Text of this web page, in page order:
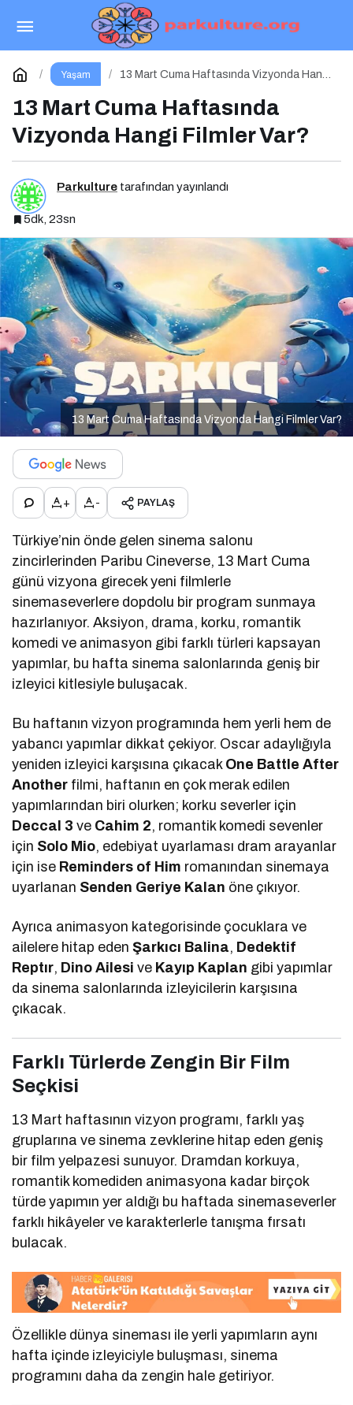
Yaşam
13 Mart Cuma Haftasında Vizyonda Hangi
13 Mart Cuma Haftasında
Vizyonda Hangi Filmler Var?
Parkulture tarafından yayınlandı
5dk, 23sn
13 Mart Cuma Haftasında Vizyonda Hangi Filmler Var?
+ - PAYLAŞ
Türkiye’nin önde gelen sinema salonu
zincirlerinden Paribu Cineverse, 13 Mart Cuma
günü vizyona girecek yeni filmlerle
sinemaseverlere dopdolu bir program sunmaya
hazırlanıyor. Aksiyon, drama, korku, romantik
komedi ve animasyon gibi farklı türleri kapsayan
yapımlar, bu hafta sinema salonlarında geniş bir
izleyici kitlesiyle buluşacak.
Bu haftanın vizyon programında hem yerli hem de
yabancı yapımlar dikkat çekiyor. Oscar adaylığıyla
yeniden izleyici karşısına çıkacak One Battle After
Another filmi, haftanın en çok merak edilen
yapımlarından biri olurken; korku severler için
Deccal 3 ve Cahim 2, romantik komedi sevenler
için Solo Mio, edebiyat uyarlaması dram arayanlar
için ise Reminders of Him romanından sinemaya
uyarlanan Senden Geriye Kalan öne çıkıyor.
Ayrıca animasyon kategorisinde çocuklara ve
ailelere hitap edenŞarkıcı Balina, Dedektif
Reptır, Dino Ailesi ve Kayıp Kaplan gibi yapımlar
da sinema salonlarında izleyicilerin karşısına
çıkacak.
Farklı Türlerde Zengin Bir Film
Seçkisi
13 Mart haftasının vizyon programı, farklı yaş
gruplarına ve sinema zevklerine hitap eden geniş
bir film yelpazesi sunuyor. Dramdan korkuya,
romantik komediden animasyona kadar birçok
türde yapımın yer aldığı bu haftada sinemaseverler
farklı hikâyeler ve karakterlerle tanışma fırsatı
bulacak.
Özellikle dünya sineması ile yerli yapımların aynı
hafta içinde izleyiciyle buluşması, sinema
programını daha da zengin hale getiriyor.
Yağ Yakıcı Supplementler: Mit mi, Gerçek mi?
Yorum Yap